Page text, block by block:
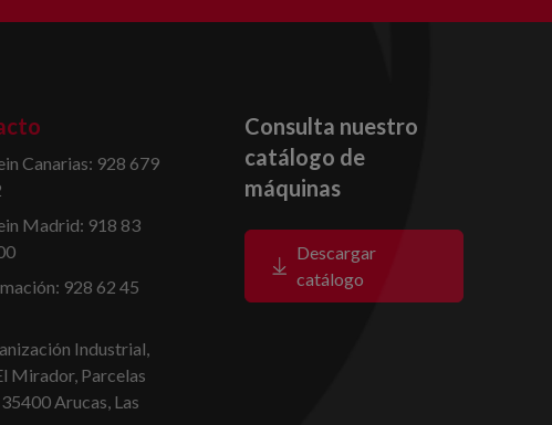
Canarias: 928 679
Madrid: 918 83
928 62 45
Industrial,
Mirador, Parcelas
Arucas, Las
Consulta nuestro
catálogo de
máquinas
Descargar
catálogo